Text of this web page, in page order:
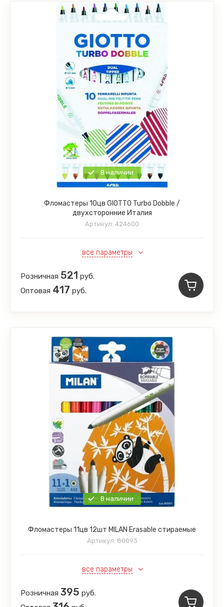
В наличии
Фломастеры 10цв GIOTTO Turbo Dobble /
двухсторонние Италия
Артикул: 424600
все параметры
Розничная 521 руб.
Оптовая 417 руб.
В наличии
Фломастеры 11цв 12шт MILAN Erasable стираемые
Артикул: 80093
все параметры
Розничная 395 руб.